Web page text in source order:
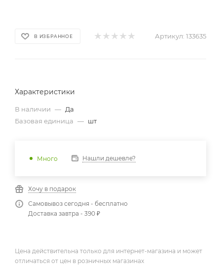
В ИЗБРАННОЕ Артикул: 133635
Характеристики
В наличии — Да
Базовая единица — шт
Много Нашли дешевле?
Хочу в подарок
Самовывоз сегодня - бесплатно
Доставка завтра - 390 ₽
Цена действительна только для интернет-магазина и может
отличаться от цен в розничных магазинах